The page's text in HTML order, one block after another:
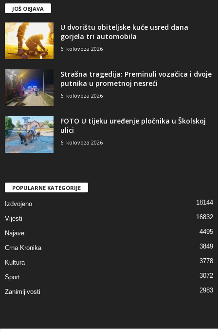
JOŠ OBJAVA
U dvorištu obiteljske kuće usred dana
gorjela tri automobila
6. kolovoza 2026
Strašna tragedija: Preminuli vozačica i dvoje
putnika u prometnoj nesreći
6. kolovoza 2026
FOTO U tijeku uređenje pločnika u Školskoj
ulici
6. kolovoza 2026
POPULARNE KATEGORIJE
Izdvojeno 18144
Vijesti 16832
Najave 4495
Crna Kronika 3849
Kultura 3778
Sport 3072
Zanimljivosti 2983